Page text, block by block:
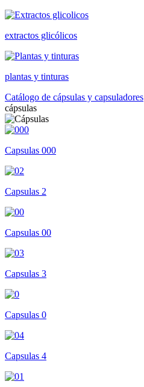
extractos glicólicos
plantas y tinturas
Catálogo de cápsulas y capsuladores
cápsulas
Capsulas 000
Capsulas 2
Capsulas 00
Capsulas 3
Capsulas 0
Capsulas 4